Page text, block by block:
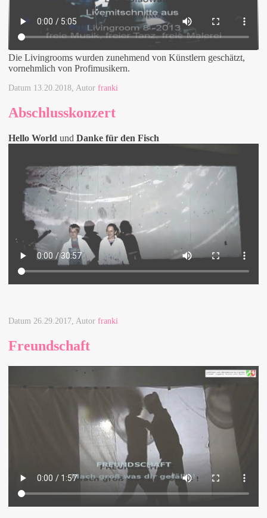
Die Livingrooms wurden zunehmend von Künstlern geschätzt,
vornehmlich von Profimusikern.
Datum 13.20.2018, Autor franki
Abschlusskonzert
Hello World und Danke für den Fisch
Datum 26.29.2017, Autor franki
Freundschaft